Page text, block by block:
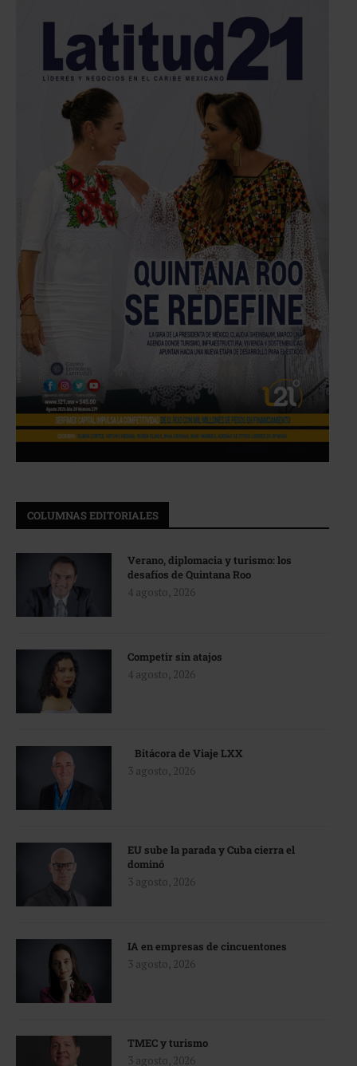
COLUMNAS EDITORIALES
Verano, diplomacia y turismo: los
desafíos de Quintana Roo
4 agosto, 2026
Competir sin atajos
4 agosto, 2026
Bitácora de Viaje LXX
3 agosto, 2026
EU sube la parada y Cuba cierra el
dominó
3 agosto, 2026
IA en empresas de cincuentones
3 agosto, 2026
TMEC y turismo
3 agosto, 2026